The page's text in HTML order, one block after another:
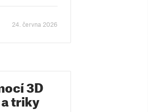
24. června 2026
3D
triky